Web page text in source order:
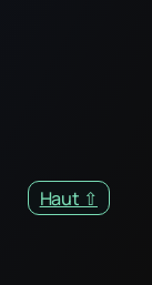
Haut ⇧